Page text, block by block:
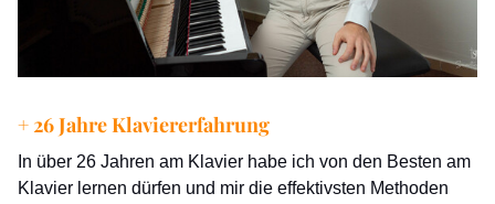
+ 26 Jahre Klaviererfahrung
In über 26 Jahren am Klavier habe ich von den Besten am
Klavier lernen dürfen und mir die effektivsten Methoden